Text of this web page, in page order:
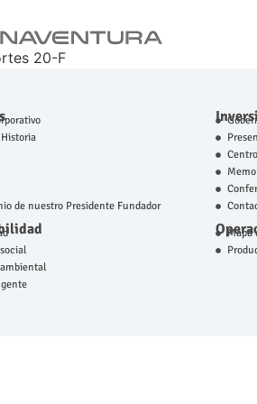
20-F
de nuestro Presidente Fundador
Mapa